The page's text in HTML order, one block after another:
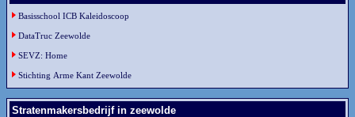
Basisschool ICB Kaleidoscoop
DataTruc Zeewolde
SEVZ: Home
Stichting Arme Kant Zeewolde
Stratenmakersbedrijf in zeewolde